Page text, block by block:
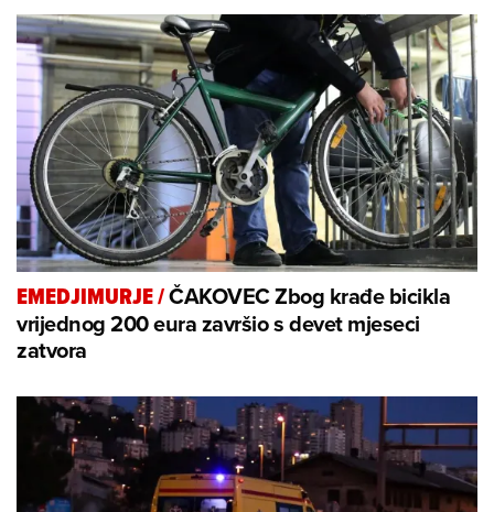
EMEDJIMURJE/ČAKOVEC Zbog krađe bicikla
vrijednog 200 eura završio s devet mjeseci
zatvora